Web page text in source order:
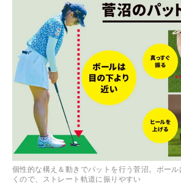
個性的な構え＆動きでパットを行う菅沼。ボー
くので、ストレート軌道に振りやすい